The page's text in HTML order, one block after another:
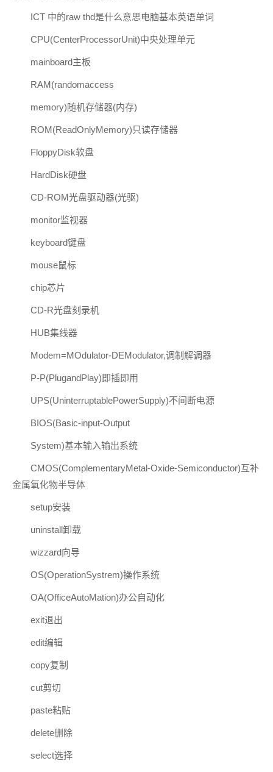
ICT 中的raw thd是什么意思电脑基本英语单词
CPU(CenterProcessorUnit)中央处理单元
mainboard主板
RAM(randomaccess
memory)随机存储器(内存)
ROM(ReadOnlyMemory)只读存储器
FloppyDisk软盘
HardDisk硬盘
CD-ROM光盘驱动器(光驱)
monitor监视器
keyboard键盘
mouse鼠标
chip芯片
CD-R光盘刻录机
HUB集线器
Modem=MOdulator-DEModulator,调制解调器
P-P(PlugandPlay)即插即用
UPS(UninterruptablePowerSupply)不间断电源
BIOS(Basic-input-Output
System)基本输入输出系统
CMOS(ComplementaryMetal-Oxide-Semiconductor)互补
金属氧化物半导体
setup安装
uninstall卸载
wizzard向导
OS(OperationSystrem)操作系统
OA(OfficeAutoMation)办公自动化
exit退出
edit编辑
copy复制
cut剪切
paste粘贴
delete删除
select选择